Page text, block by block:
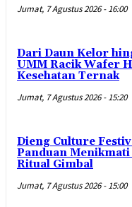
Jumat, 7 Agustus 2026 - 16:00
Dari Daun Kelor
UMM Racik Wafer
Kesehatan Ternak
Jumat, 7 Agustus 2026 - 15:20
Dieng Culture
Panduan Menikmati
Ritual Gimbal
Jumat, 7 Agustus 2026 - 15:00